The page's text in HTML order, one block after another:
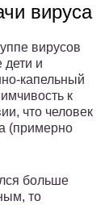
вируса
вирусов
дети и
капельный
к
что человек
(примерно
больше
то